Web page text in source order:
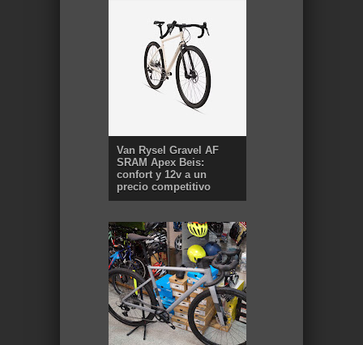
Van Rysel Gravel AF
SRAM Apex Beis:
confort y 12v a un
precio competitivo